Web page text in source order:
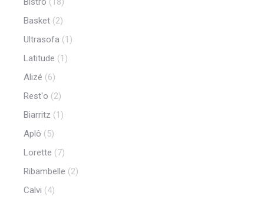
Basket (2)
Ultrasofa (1)
Latitude (1)
Alizé (6)
Rest'o (2)
Biarritz (1)
Aplô (5)
Lorette (7)
Ribambelle (2)
Calvi (4)